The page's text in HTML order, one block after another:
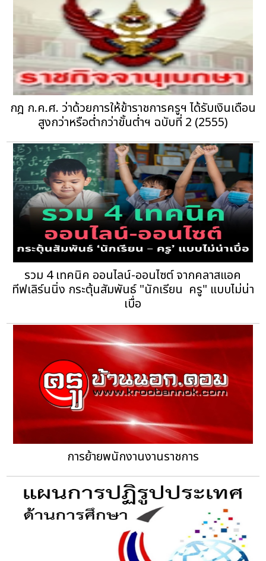
กฎ ก.ค.ศ. ว่าด้วยการให้ข้าราชการครูฯ ได้รับเงินเดือน
สูงกว่าหรือต่ำกว่าขั้นต่ำฯ ฉบับที่ 2 (2555)
รวม 4 เทคนิค ออนไลน์-ออนไซต์ จากคลาสแอค
ทีฟเลิร์นนิ่ง กระตุ้นสัมพันธ์ "นักเรียน  ครู" แบบไม่น่า
เบื่อ
การย้ายพนักงานงานราชการ